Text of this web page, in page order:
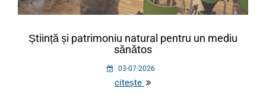
Știință și patrimoniu natural pentru un mediu
sănătos
03-07-2026
citește